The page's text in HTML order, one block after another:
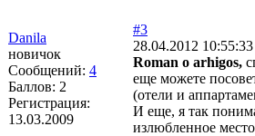
Danila
новичок
Сообщений: 4
Баллов: 2
Регистрация:
13.03.2009
#3
28.04.2012 10:55:33
Roman o arhigos,
еще можете
(отели и
И еще, я так
излюбленное